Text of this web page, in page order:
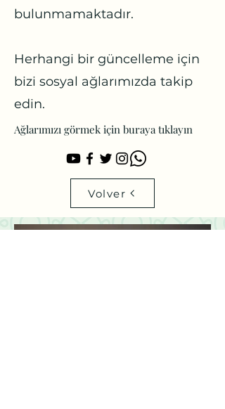
bulunmamaktadır.
Herhangi bir güncelleme için
bizi sosyal ağlarımızda takip
edin.
Ağlarımızı görmek için buraya tıklayın
Volver